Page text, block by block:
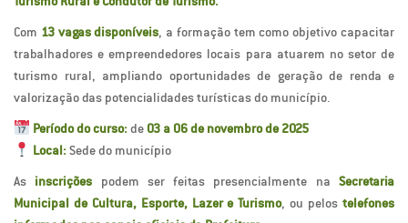
Com 13 vagas disponíveis, a formação tem como objetivo capacitar
trabalhadores e empreendedores locais para atuarem no setor de
turismo rural, ampliando oportunidades de geração de renda e
valorização das potencialidades turísticas do município.
Período do curso:de 03 a 06 de novembro de 2025
Local:Sede do município
As inscrições podem ser feitas presencialmente naSecretaria
Municipal de Cultura, Esporte, Lazer e Turismo, ou pelostelefones